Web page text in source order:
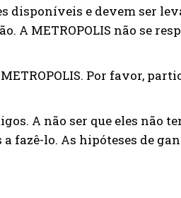
disponíveis e devem ser
A METROPOLIS não se
Por favor,
A não ser que eles não
fazê-lo. As hipóteses de